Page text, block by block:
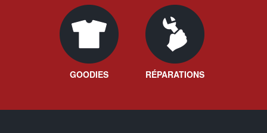
GOODIES RÉPARATIONS